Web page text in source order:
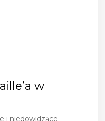
w
i niedowidzące